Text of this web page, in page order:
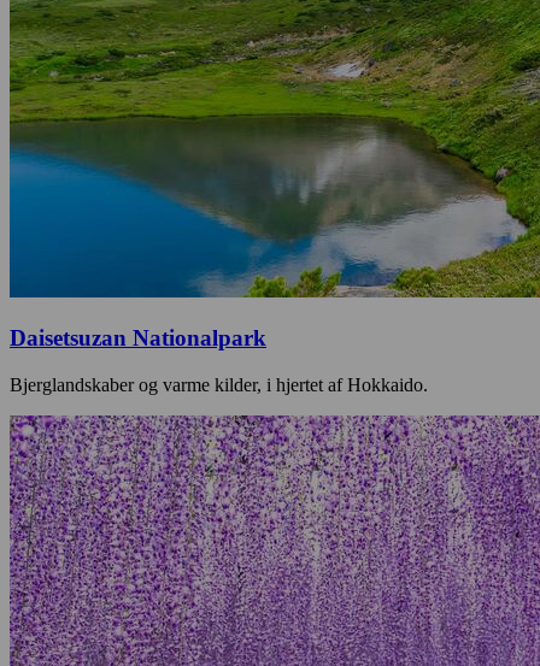
Daisetsuzan Nationalpark
Bjerglandskaber og varme kilder, i hjertet af Hokkaido.